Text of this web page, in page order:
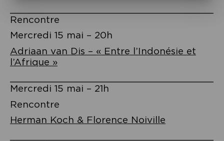
Rencontre
Mercredi 15 mai – 20h
Adriaan van Dis – « Entre l’Indonésie et
l’Afrique »
Mercredi 15 mai – 21h
Rencontre
Herman Koch & Florence Noiville